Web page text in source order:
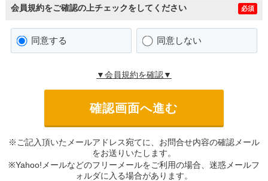
会員規約をご確認の上チェックをしてください 必須
同意する 同意しない
▼会員規約を確認▼
※ご記入頂いたメールアドレス宛てに、お問合せ内容の確認メール
をお送りいたします。
※Yahoo!メールなどのフリーメールをご利用の場合、迷惑メールフ
ォルダに入る場合があります。